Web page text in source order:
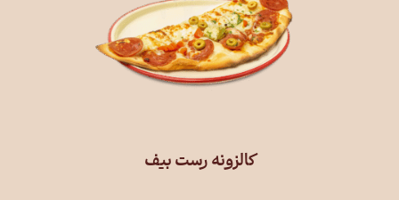
کالزونه رست بیف